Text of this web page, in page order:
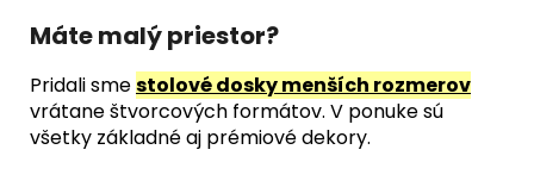
Máte malý priestor?
Pridali smestolové dosky menších rozmerov
vrátane štvorcových formátov. V ponuke sú
všetky základné aj prémiové dekory.